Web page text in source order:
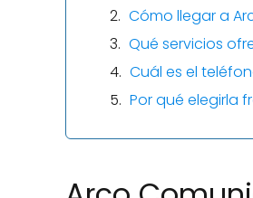
Cómo llegar a
Qué servicios
Cuál es el
Por qué elegirla